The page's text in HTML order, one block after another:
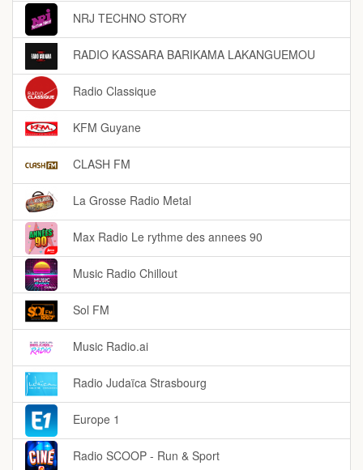
NRJ TECHNO STORY
RADIO KASSARA BARIKAMA LAKANGUEMOU
Radio Classique
KFM Guyane
CLASH FM
La Grosse Radio Metal
Max Radio Le rythme des annees 90
Music Radio Chillout
Sol FM
Music Radio.ai
Radio Judaïca Strasbourg
Europe 1
Radio SCOOP - Run & Sport